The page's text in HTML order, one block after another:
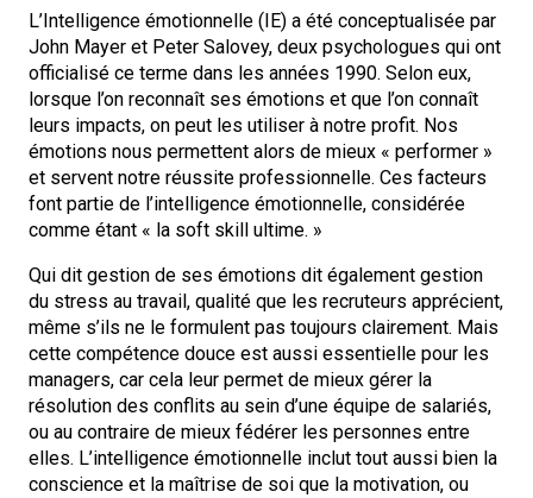
L’Intelligence émotionnelle (IE) a été conceptualisée par
John Mayer et Peter Salovey, deux psychologues qui ont
officialisé ce terme dans les années 1990. Selon eux,
lorsque l’on reconnaît ses émotions et que l’on connaît
leurs impacts, on peut les utiliser à notre profit. Nos
émotions nous permettent alors de mieux « performer »
et servent notre réussite professionnelle. Ces facteurs
font partie de l’intelligence émotionnelle, considérée
comme étant « la soft skill ultime. »
Qui dit gestion de ses émotions dit également gestion
du stress au travail, qualité que les recruteurs apprécient,
même s’ils ne le formulent pas toujours clairement. Mais
cette compétence douce est aussi essentielle pour les
managers, car cela leur permet de mieux gérer la
résolution des conflits au sein d’une équipe de salariés,
ou au contraire de mieux fédérer les personnes entre
elles. L’intelligence émotionnelle inclut tout aussi bien la
conscience et la maîtrise de soi que la motivation, ou